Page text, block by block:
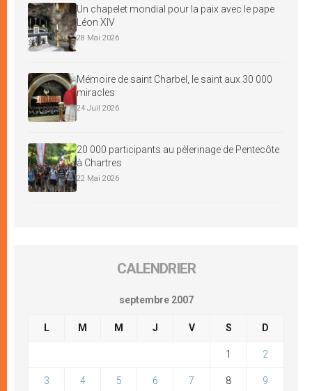
Un chapelet mondial pour la paix avec le pape
Léon XIV
28 Mai 2026
Mémoire de saint Charbel, le saint aux 30 000
miracles
24 Juil 2026
20 000 participants au pèlerinage de Pentecôte
à Chartres
22 Mai 2026
CALENDRIER
septembre 2007
L M M J V S D
1 2
3 4 5 6 7 8 9